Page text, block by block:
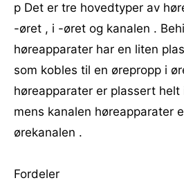
p Det er tre hovedtyper av
-øret , i -øret og kanalen .
høreapparater har en liten
som kobles til en ørepropp i
høreapparater er plassert helt
mens kanalen høreapparater
ørekanalen .
Fordeler